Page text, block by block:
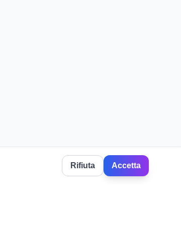
Rifiuta Accetta